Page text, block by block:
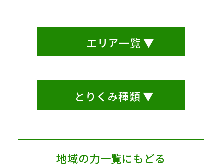
エリア一覧 ▼
とりくみ種類 ▼
地域の力一覧にもどる